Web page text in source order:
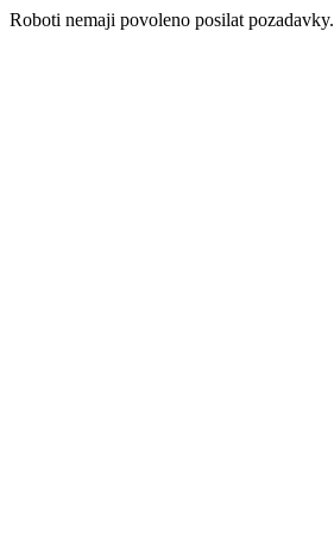
Roboti nemaji povoleno posilat pozadavky.